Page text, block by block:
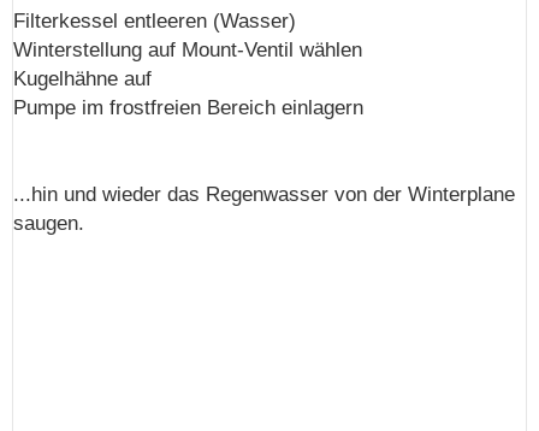
Filterkessel entleeren (Wasser)
Winterstellung auf Mount-Ventil wählen
Kugelhähne auf
Pumpe im frostfreien Bereich einlagern
...hin und wieder das Regenwasser von der Winterplane
saugen.